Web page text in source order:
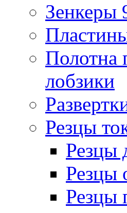
Зенкеры
Полотна
лобзики
Резцы
Резцы
Резцы
Резцы